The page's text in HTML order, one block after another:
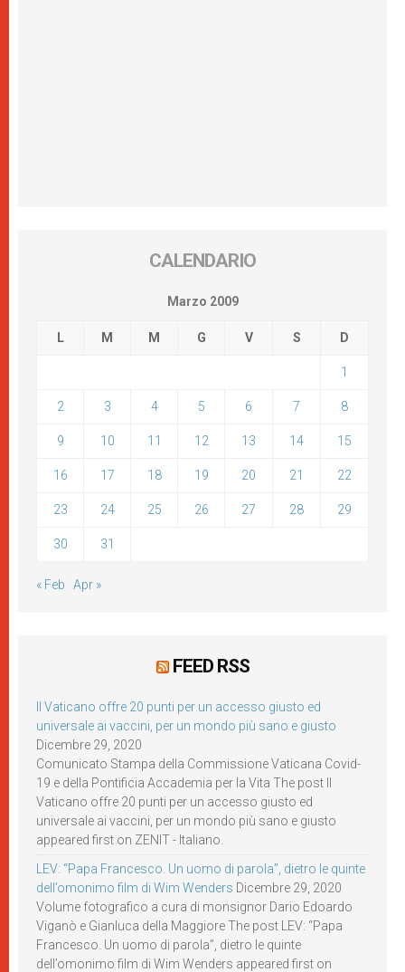
CALENDARIO
Marzo 2009
L M M G V S D
1
2 3 4 5 6 7 8
9 10 11 12 13 14 15
16 17 18 19 20 21 22
23 24 25 26 27 28 29
30 31
« Feb Apr »
FEED RSS
Il Vaticano offre 20 punti per un accesso giusto ed
universale ai vaccini, per un mondo più sano e giusto
Dicembre 29, 2020
Comunicato Stampa della Commissione Vaticana Covid-
19 e della Pontificia Accademia per la Vita The post Il
Vaticano offre 20 punti per un accesso giusto ed
universale ai vaccini, per un mondo più sano e giusto
appeared first on ZENIT - Italiano.
LEV: “Papa Francesco. Un uomo di parola”, dietro le quinte
dell’omonimo film di Wim Wenders Dicembre 29, 2020
Volume fotografico a cura di monsignor Dario Edoardo
Viganò e Gianluca della Maggiore The post LEV: “Papa
Francesco. Un uomo di parola”, dietro le quinte
dell’omonimo film di Wim Wenders appeared first on